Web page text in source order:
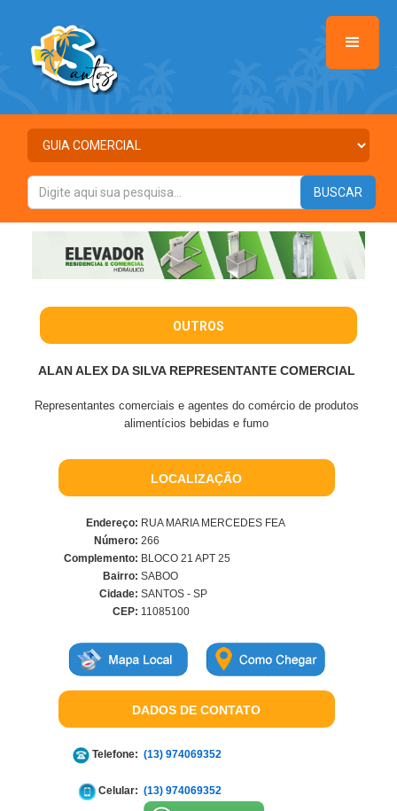
OUTROS
ALAN ALEX DA SILVA REPRESENTANTE COMERCIAL
Representantes comerciais e agentes do comércio de produtos
alimentícios bebidas e fumo
LOCALIZAÇÃO
Endereço: RUA MARIA MERCEDES FEA
Número: 266
Complemento: BLOCO 21 APT 25
Bairro: SABOO
Cidade: SANTOS - SP
CEP: 11085100
DADOS DE CONTATO
Telefone: (13) 974069352
Celular: (13) 974069352